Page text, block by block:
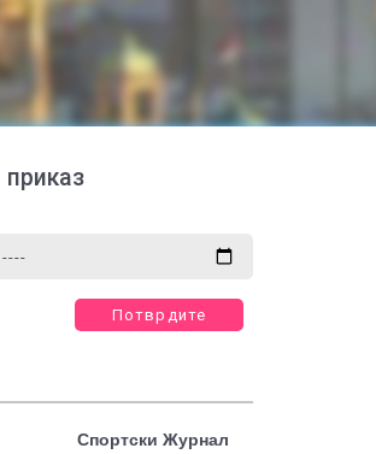
Потврдите
Спортски Журнал